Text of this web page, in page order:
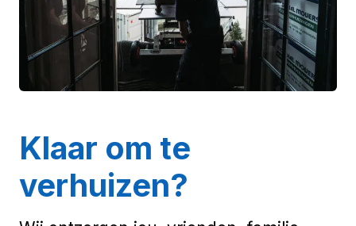
Klaar om te
verhuizen?